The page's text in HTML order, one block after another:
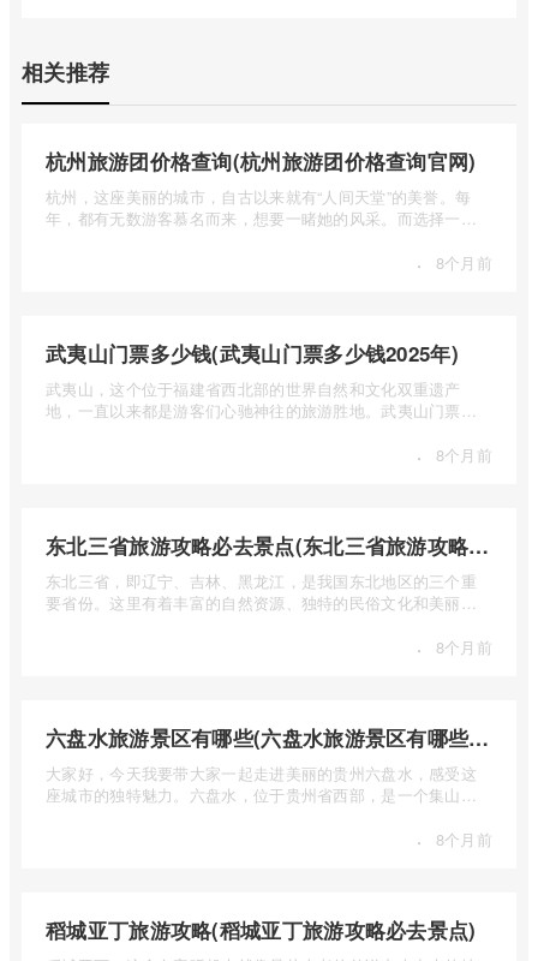
相关推荐
杭州旅游团价格查询(杭州旅游团价格查询官网)
杭州，这座美丽的城市，自古以来就有“人间天堂”的美誉。每
年，都有无数游客慕名而来，想要一睹她的风采。而选择一个
· 8个月前
武夷山门票多少钱(武夷山门票多少钱2025年)
武夷山，这个位于福建省西北部的世界自然和文化双重遗产
地，一直以来都是游客们心驰神往的旅游胜地。武夷山门票多
· 8个月前
东北三省旅游攻略必去景点(东北三省旅游攻略必去景点视频介绍)
东北三省，即辽宁、吉林、黑龙江，是我国东北地区的三个重
要省份。这里有着丰富的自然资源、独特的民俗文化和美丽的
· 8个月前
六盘水旅游景区有哪些(六盘水旅游景区有哪些景点值得去)
大家好，今天我要带大家一起走进美丽的贵州六盘水，感受这
座城市的独特魅力。六盘水，位于贵州省西部，是一个集山水
· 8个月前
稻城亚丁旅游攻略(稻城亚丁旅游攻略必去景点)